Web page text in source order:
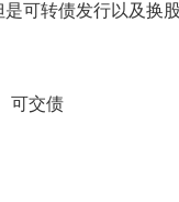
可转债发行以及换